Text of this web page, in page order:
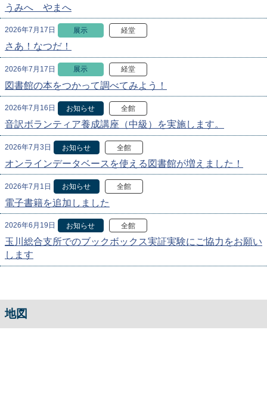
うみへ やまへ
2026年7月17日 展示 経堂
さあ！なつだ！
2026年7月17日 展示 経堂
図書館の本をつかって調べてみよう！
2026年7月16日 お知らせ 全館
音訳ボランティア養成講座（中級）を実施します。
2026年7月3日 お知らせ 全館
オンラインデータベースを使える図書館が増えました！
2026年7月1日 お知らせ 全館
電子書籍を追加しました
2026年6月19日 お知らせ 全館
玉川総合支所でのブックボックス実証実験にご協力をお願い
します
地図